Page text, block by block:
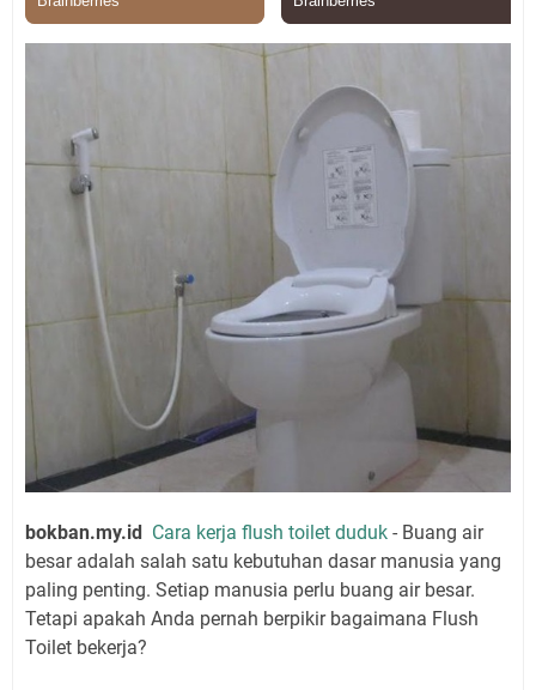
bokban.my.id Cara kerja flush toilet duduk - Buang air
besar adalah salah satu kebutuhan dasar manusia yang
paling penting. Setiap manusia perlu buang air besar.
Tetapi apakah Anda pernah berpikir bagaimana Flush
Toilet bekerja?